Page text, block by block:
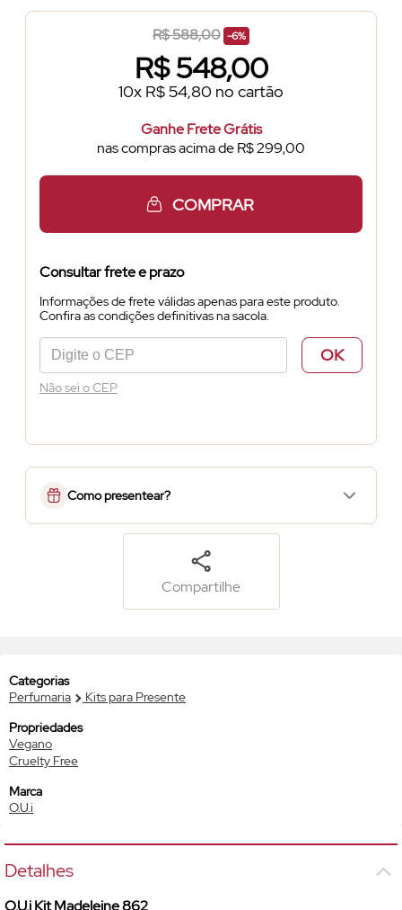
R$ 588,00 -6%
R$548,00
10x R$ 54,80 no cartão
Ganhe Frete Grátis
nas compras acima de R$ 299,00
COMPRAR
Consultar frete e prazo
Informações de frete válidas apenas para este produto.
Confira as condições definitivas na sacola.
OK
Não sei o CEP
Como presentear?
Compartilhe
Categorias
Perfumaria
Kits para Presente
Propriedades
Vegano
Cruelty Free
Marca
O.U.i
Detalhes
O.U.i Kit Madeleine 862